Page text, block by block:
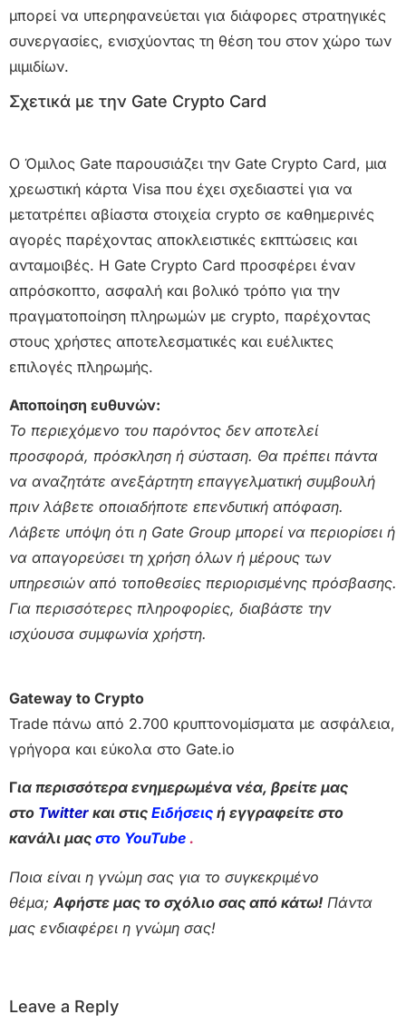
μπορεί να υπερηφανεύεται για διάφορες στρατηγικές
συνεργασίες, ενισχύοντας τη θέση του στον χώρο των
μιμιδίων.
Σχετικά με την Gate Crypto Card
Ο Όμιλος Gate παρουσιάζει την Gate Crypto Card, μια
χρεωστική κάρτα Visa που έχει σχεδιαστεί για να
μετατρέπει αβίαστα στοιχεία crypto σε καθημερινές
αγορές παρέχοντας αποκλειστικές εκπτώσεις και
ανταμοιβές. Η Gate Crypto Card προσφέρει έναν
απρόσκοπτο, ασφαλή και βολικό τρόπο για την
πραγματοποίηση πληρωμών με crypto, παρέχοντας
στους χρήστες αποτελεσματικές και ευέλικτες
επιλογές πληρωμής.
Αποποίηση ευθυνών:
Το περιεχόμενο του παρόντος δεν αποτελεί
προσφορά, πρόσκληση ή σύσταση. Θα πρέπει πάντα
να αναζητάτε ανεξάρτητη επαγγελματική συμβουλή
πριν λάβετε οποιαδήποτε επενδυτική απόφαση.
Λάβετε υπόψη ότι η Gate Group μπορεί να περιορίσει ή
να απαγορεύσει τη χρήση όλων ή μέρους των
υπηρεσιών από τοποθεσίες περιορισμένης πρόσβασης.
Για περισσότερες πληροφορίες, διαβάστε την
ισχύουσα συμφωνία χρήστη.
Gateway to Crypto
Trade πάνω από 2.700 κρυπτονομίσματα με ασφάλεια,
γρήγορα και εύκολα στο Gate.io
Για περισσότερα ενημερωμένα νέα, βρείτε μας
στο Twitter και στις Ειδήσεις ή εγγραφείτε στο
κανάλι μας στο YouTube .
Ποια είναι η γνώμη σας για το συγκεκριμένο
θέμα; Αφήστε μας το σχόλιο σας από κάτω! Πάντα
μας ενδιαφέρει η γνώμη σας!
Leave a Reply